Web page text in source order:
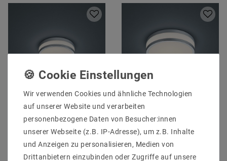
Helestra ZELO
Deckenleuchte chrom
UVP 134,65 €
113,81 €
Deckenleuchte chrom
UVP 221,31 €
Wir verwenden Cookies und ähnliche Technologien
auf unserer Website und verarbeiten
personenbezogene Daten von Besucher:innen
unserer Webseite (z.B. IP-Adresse), um z.B. Inhalte
und Anzeigen zu personalisieren, Medien von
Drittanbietern einzubinden oder Zugriffe auf unsere